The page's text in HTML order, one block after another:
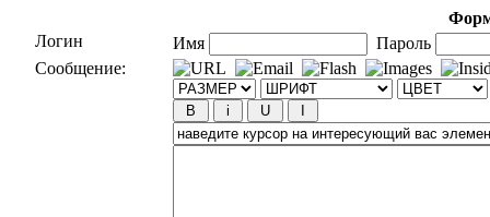
Логин
Имя
Пароль
Сообщение: